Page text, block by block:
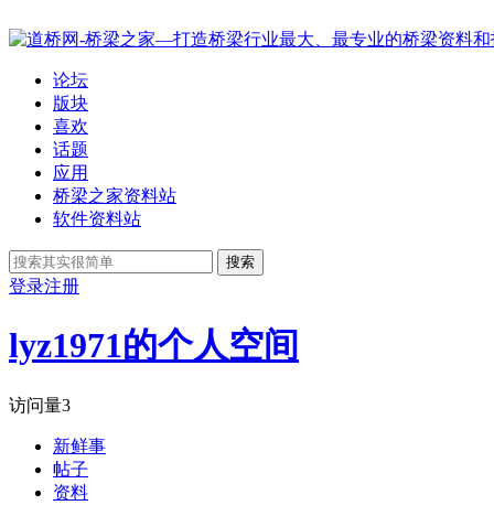
论坛
版块
喜欢
话题
应用
桥梁之家资料站
软件资料站
搜索
登录注册
lyz1971的个人空间
访问量3
新鲜事
帖子
资料